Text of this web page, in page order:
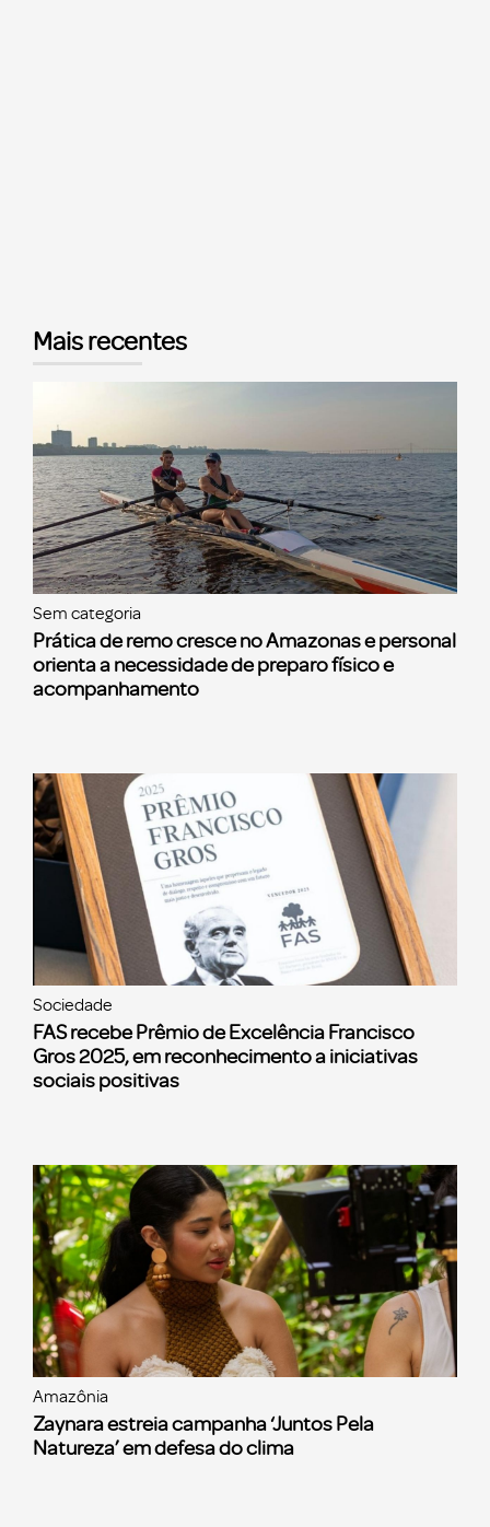
Mais recentes
Sem categoria
Prática de remo cresce no Amazonas e personal
orienta a necessidade de preparo físico e
acompanhamento
Sociedade
FAS recebe Prêmio de Excelência Francisco
Gros 2025, em reconhecimento a iniciativas
sociais positivas
Amazônia
Zaynara estreia campanha ‘Juntos Pela
Natureza’ em defesa do clima